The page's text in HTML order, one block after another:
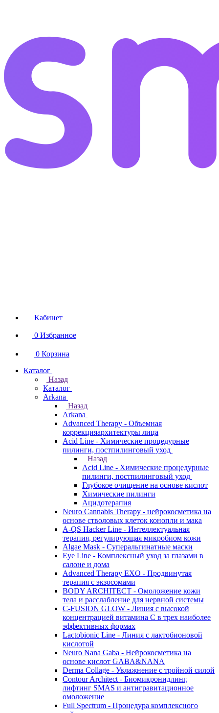
Кабинет
0 Избранное
0 Корзина
Каталог
Назад
Каталог
Arkana
Назад
Arkana
Advanced Therapy - Объемная
коррекцияархитектуры лица
Acid Line - Химические процедурные
пилинги, постпилинговый уход
Назад
Acid Line - Химические процедурные
пилинги, постпилинговый уход
Глубокое очищение на основе кислот
Химические пилинги
Ацидотерапия
Neuro Cannabis Therapy - нейрокосметика на
основе стволовых клеток конопли и мака
A-QS Hacker Line - Интеллектуальная
терапия, регулирующая микробиом кожи
Algae Mask - Суперальгинатные маски
Eye Line - Комплексный уход за глазами в
салоне и дома
Advanced Therapy EXO - Продвинутая
терапия с экзосомами
BODY ARCHITECT - Омоложение кожи
тела и расслабление для нервной системы
C-FUSION GLOW - Линия с высокой
концентрацией витамина C в трех наиболее
эффективных формах
Lactobionic Line - Линия с лактобионовой
кислотой
Neuro Nana Gaba - Нейрокосметика на
основе кислот GABA&NANA
Derma Collage - Увлажнение с тройной силой
Contour Architect - Биомикронидлинг,
лифтинг SMAS и антигравитационное
омоложение
Full Spectrum - Процедура комплексного